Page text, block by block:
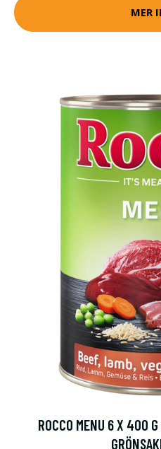
MER
ROCCO MENU 6 X 400